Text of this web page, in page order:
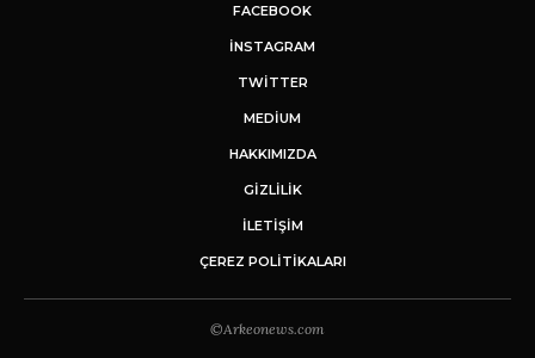
FACEBOOK
INSTAGRAM
TWITTER
MEDIUM
HAKKIMIZDA
GİZLİLİK
İLETIŞIM
ÇEREZ POLITIKALARI
©Arkeonews.com